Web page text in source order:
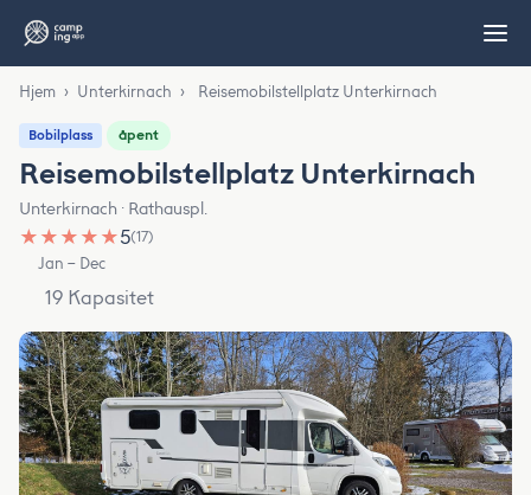
Hjem › Unterkirnach › Reisemobilstellplatz Unterkirnach
Bobilplass åpent
Reisemobilstellplatz Unterkirnach
Unterkirnach · Rathauspl.
★ ★ ★ ★ ★5(17)
Jan – Dec
19 Kapasitet